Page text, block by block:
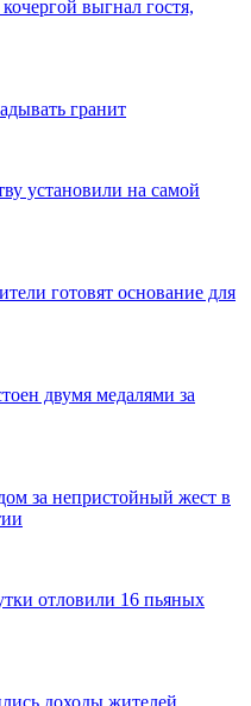
выгнал гостя,
гранит
установили на самой
готовят основание для
двумя медалями за
за непристойный жест в
отловили 16 пьяных
доходы жителей